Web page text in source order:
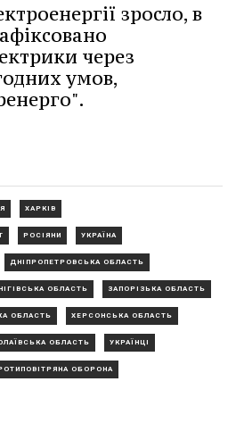
зросло, в
через
умов,
ХАРКІВ
РОСІЯНИ УКРАЇНА
ДНІПРОПЕТРОВСЬКА ОБЛАСТЬ
ОБЛАСТЬ ЗАПОРІЗЬКА ОБЛАСТЬ
ОБЛАСТЬ ХЕРСОНСЬКА ОБЛАСТЬ
ОБЛАСТЬ УКРАЇНЦІ
ОБОРОНА